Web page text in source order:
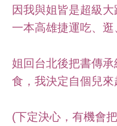
因我與姐皆是超級
一本高雄捷運吃、逛
姐回台北後把書傳
食，我決定自個兒來
(下定決心，有機會